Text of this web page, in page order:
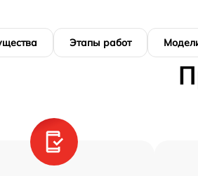
Этапы работ